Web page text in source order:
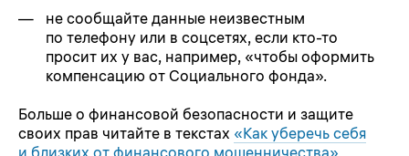
не сообщайте данные неизвестным
по телефону или в соцсетях, если кто-то
просит их у вас, например, «чтобы оформить
компенсацию от Социального фонда».
Больше о финансовой безопасности и защите
своих прав читайте в текстах «Как уберечь себя
и близких от финансового мошенничества»